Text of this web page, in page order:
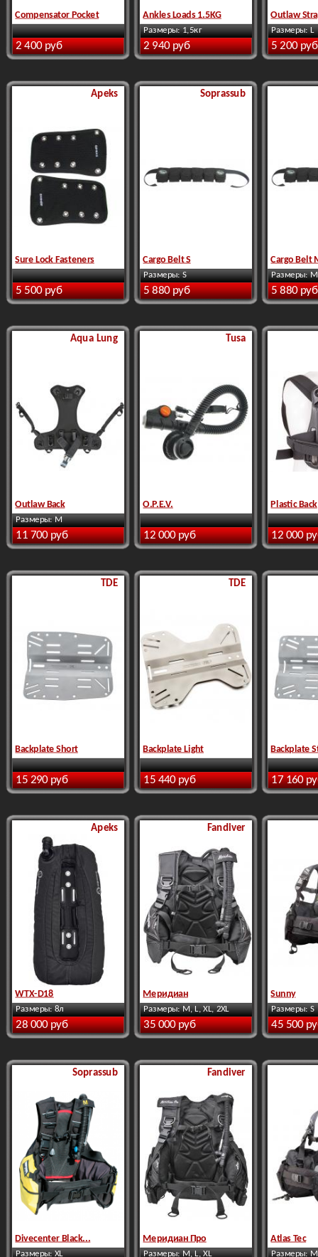
Compensator Pocket
2 400 руб
Ankles Loads 1.5KG
Размеры: 1,5кг
2 940 руб
Outlaw
Размеры: L
5 200 руб
Apeks
Sure Lock Fasteners
5 500 руб
Soprassub
Cargo Belt S
Размеры: S
5 880 руб
Cargo Belt
Размеры: M
5 880 руб
Aqua Lung
Outlaw Back
Размеры: M
11 700 руб
Tusa
O.P.E.V.
12 000 руб
Plastic Back
12 000
TDE
Backplate Short
15 290 руб
TDE
Backplate Light
15 440 руб
Backplate
17 160
Apeks
WTX-D18
Размеры: 8л
28 000 руб
Fandiver
Меридиан
Размеры: M, L, XL, 2XL
35 000 руб
Sunny
Размеры: S
45 500
Soprassub
Divecenter Black...
Размеры: XL
Fandiver
Меридиан Про
Размеры: M, L, XL
Atlas Tec
Размеры: